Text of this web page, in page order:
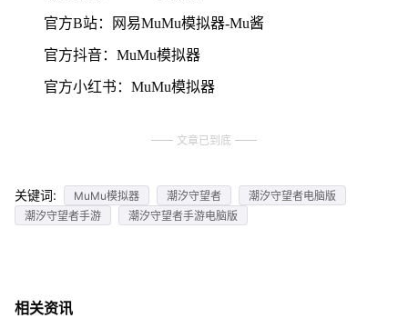
官方B站：网易MuMu模拟器-Mu酱
官方抖音：MuMu模拟器
官方小红书：MuMu模拟器
文章已到底
关键词: MuMu模拟器 潮汐守望者
潮汐守望者电脑版
潮汐守望者手游
潮汐守望者手游电脑版
相关资讯